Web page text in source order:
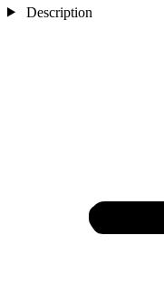
Description